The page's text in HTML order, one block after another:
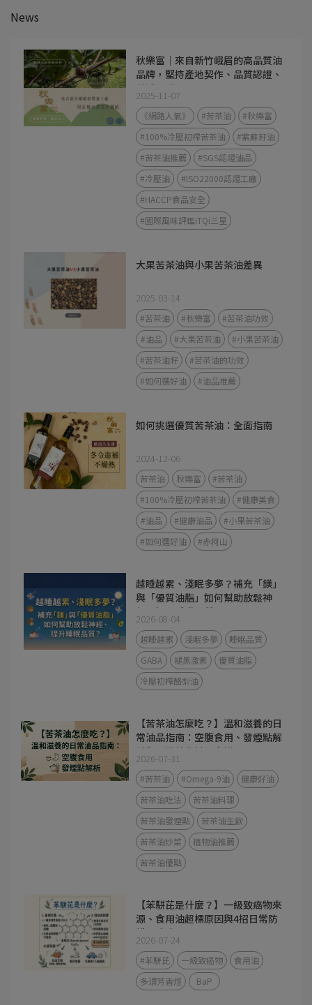
News
秋樂富｜來自新竹峨眉的高品質油
品牌，堅持產地契作、品質認證、
純淨可溯源
2025-11-07
《網路人氣》 #苦茶油
#秋樂富
#100%冷壓初榨苦茶油
#紫蘇籽油
#苦茶油推薦
#SGS認證油品
#冷壓油
#ISO22000認證工廠
#HACCP食品安全
#國際風味評鑑iTQi三星
大果苦茶油與小果苦茶油差異
2025-03-14
#苦茶油 #秋樂富
#苦茶油功效
#油品
#大果苦茶油
#小果苦茶油
#苦茶油籽
#苦茶油的功效
#如何選好油
#油品推薦
如何挑選優質苦茶油：全面指南
2024-12-06
苦茶油 秋樂富
#苦茶油
#100%冷壓初榨苦茶油
#健康美食
#油品
#健康油品
#小果苦茶油
#如何選好油
#赤柯山
越睡越累、淺眠多夢？補充「鎂」
與「優質油脂」如何幫助放鬆神
經、提升睡眠品質？
2026-08-04
越睡越累 淺眠多夢
睡眠品質
GABA
褪黑激素
優質油脂
冷壓初榨酪梨油
【苦茶油怎麼吃？】溫和滋養的日
常油品指南：空腹食用、發煙點解
析與 3 道養生料理食譜
2026-07-31
#苦茶油 #Omega-9油
健康好油
苦茶油吃法
苦茶油料理
苦茶油發煙點
苦茶油生飲
苦茶油炒菜
植物油推薦
苦茶油優點
【苯駢芘是什麼？】一級致癌物來
源、食用油超標原因與4招日常防
護全攻略
2026-07-24
#苯駢芘 一級致癌物
食用油
多環芳香烴
BaP